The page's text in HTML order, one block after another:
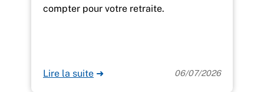
compter pour votre retraite.
Lire la suite ➜ 06/07/2026